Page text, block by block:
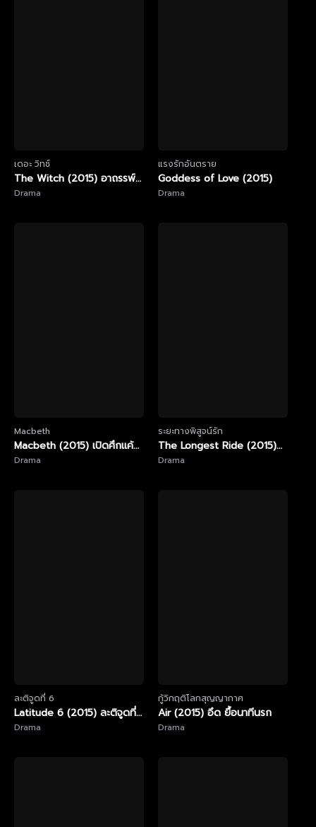
เดอะ วิทช์
The Witch (2015) อาถรรพ์
แม่มดโบราณ
Drama
แรงรักอันตราย
Goddess of Love (2015)
Drama
Macbeth
Macbeth (2015) เปิดศึกแค้น
ปิดตำนานเลือด
Drama
ระยะทางพิสูจน์รัก
The Longest Ride (2015)
เดอะ ลองเกส ไรด์ ระยะทาง
Drama
ละติจูดที่ 6
Latitude 6 (2015) ละติจูดที่
6
Drama
กู้วิกฤติโลกสุญญากาศ
Air (2015) อึด ยื้อนาทีนรก
Drama